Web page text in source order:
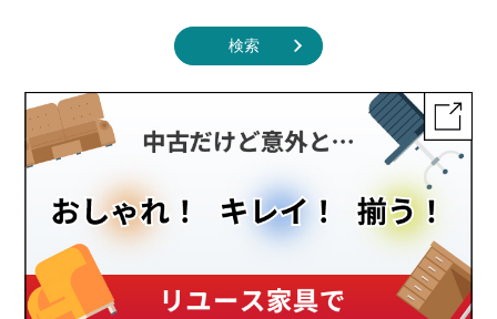
検索